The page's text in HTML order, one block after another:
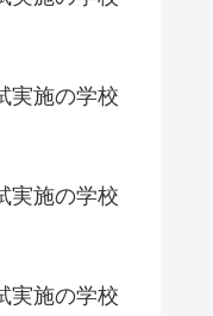
実施の学校
実施の学校
実施の学校